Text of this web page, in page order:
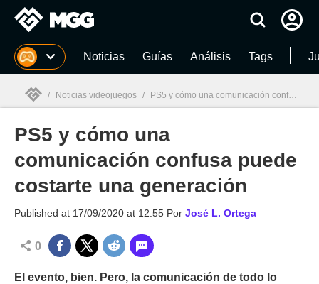
MGG Noticias Guías Análisis Tags
MGG
/ Noticias videojuegos / PS5 y cómo una comunicación confusa puede costarte una generación
PS5 y cómo una
comunicación confusa puede
costarte una generación
Published at 17/09/2020 at 12:55 Por José L. Ortega
0
El evento, bien. Pero, la comunicación de todo lo